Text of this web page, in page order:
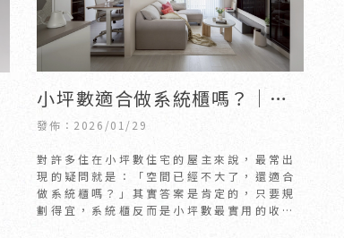
小坪數適合做系統櫃嗎？｜新
竹室內設計｜竹北室內設計
發佈：2026/01/29
對許多住在小坪數住宅的屋主來說，最常出
現的疑問就是：「空間已經不大了，還適合
做系統櫃嗎？」其實答案是肯定的，只要規
劃得宜，系統櫃反而是小坪數最實用的收納